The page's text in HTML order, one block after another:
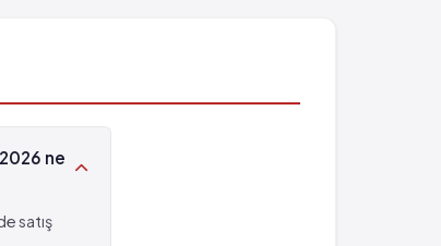
ne
satış